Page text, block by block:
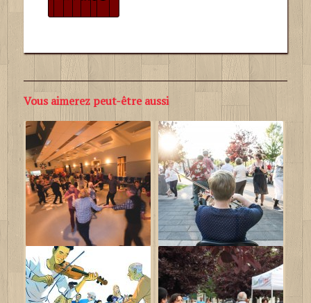
Vous aimerez peut-être aussi